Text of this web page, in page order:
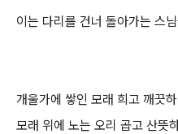
이는 다리를 건너 돌아가는 스
개울가에 쌓인 모래 희고 깨끗
모래 위에 노는 오리 곱고 산뜻